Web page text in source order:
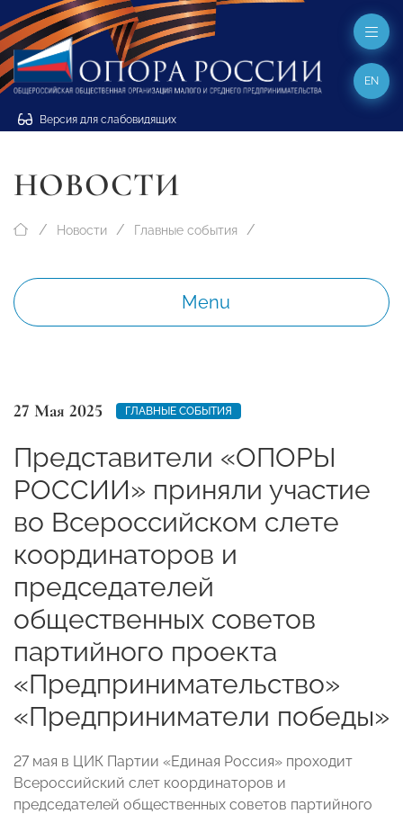
Версия для слабовидящих
EN
НОВОСТИ
Новости Главные события
Menu
27 Мая 2025 ГЛАВНЫЕ СОБЫТИЯ
Представители «ОПОРЫ
РОССИИ» приняли участие
во Всероссийском слете
координаторов и
председателей
общественных советов
партийного проекта
«Предпринимательство»
«Предприниматели победы»
27 мая в ЦИК Партии «Единая Россия» проходит
Всероссийский слет координаторов и
председателей общественных советов партийного